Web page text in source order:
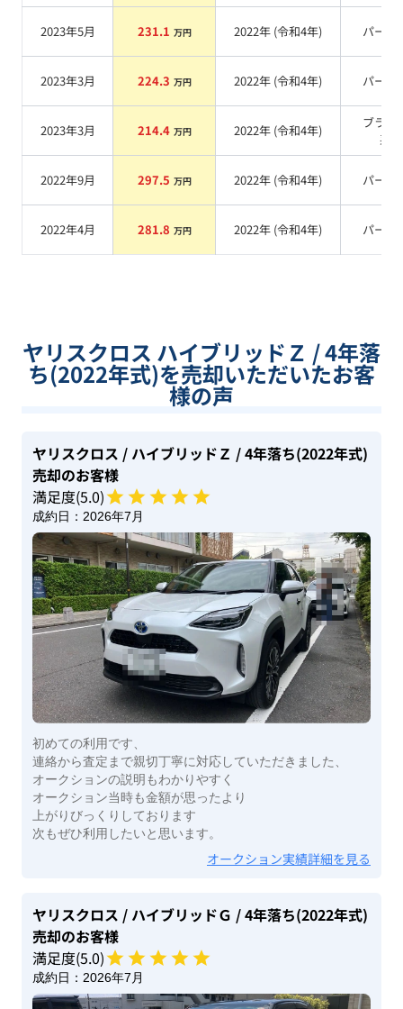
2023年5月 231.1 万円 2022年 (令和4年) パール
2023年3月 224.3 万円 2022年 (令和4年) パール
2023年3月 214.4 万円 2022年 (令和4年)
ブラッ
系
2022年9月 297.5 万円 2022年 (令和4年) パール
2022年4月 281.8 万円 2022年 (令和4年) パール
ヤリスクロス ハイブリッドＺ / 4年落
ち(2022年式)を売却いただいたお客
様の声
ヤリスクロス / ハイブリッドＺ / 4年落ち(2022年式)
売却のお客様
満足度(5.0)
成約日： 2026年7月
初めての利用です、
連絡から査定まで親切丁寧に対応していただきました、
オークションの説明もわかりやすく
オークション当時も金額が思ったより
上がりびっくりしております
次もぜひ利用したいと思います。
オークション実績詳細を見る
ヤリスクロス / ハイブリッドＧ / 4年落ち(2022年式)
売却のお客様
満足度(5.0)
成約日： 2026年7月